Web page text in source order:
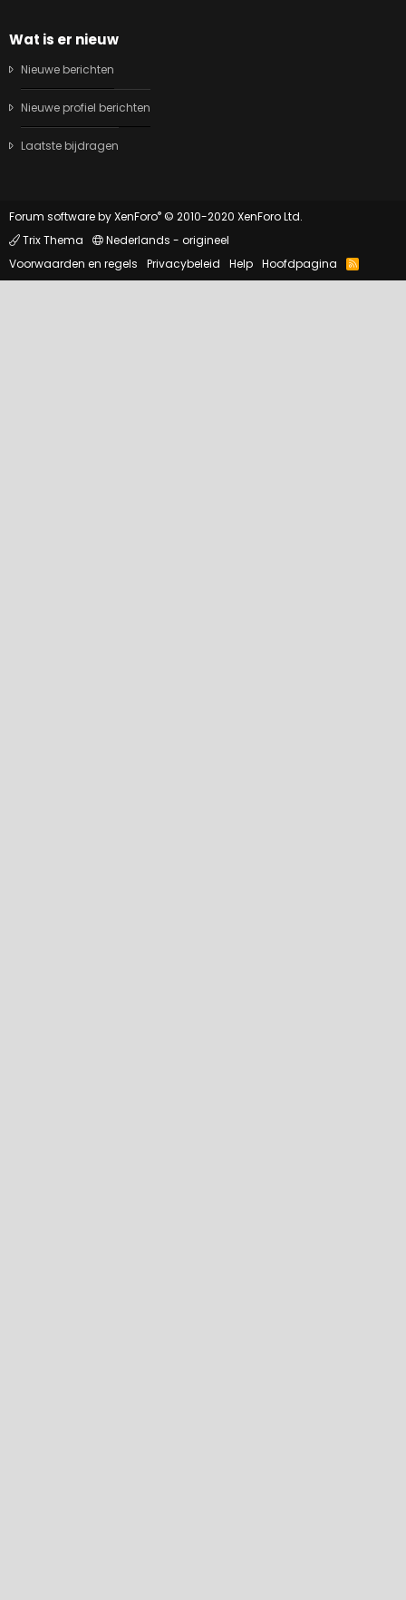
Wat is er nieuw
Nieuwe berichten
Nieuwe profiel berichten
Laatste bijdragen
Forum software by XenForo® © 2010-2020 XenForo Ltd.
Trix Thema
Nederlands - origineel
Voorwaarden en regels
Privacybeleid Help Hoofdpagina
R
S